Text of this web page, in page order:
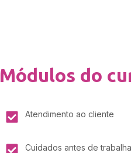
Módulos do
Atendimento ao cliente
Cuidados antes de